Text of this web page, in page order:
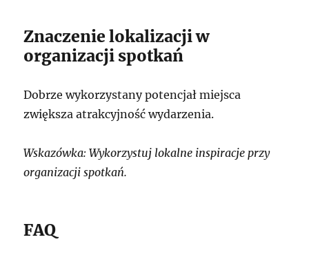
Znaczenie lokalizacji w
organizacji spotkań
Dobrze wykorzystany potencjał miejsca
zwiększa atrakcyjność wydarzenia.
Wskazówka: Wykorzystuj lokalne inspiracje przy
organizacji spotkań.
FAQ